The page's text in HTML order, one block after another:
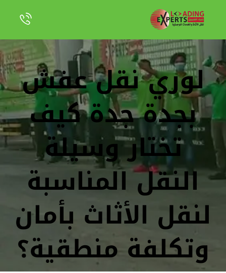
لوري نقل عفش
بجدة جدة كيف
تختار وسيلة
النقل المناسبة
لنقل الأثاث بأمان
وتكلفة منطقية؟